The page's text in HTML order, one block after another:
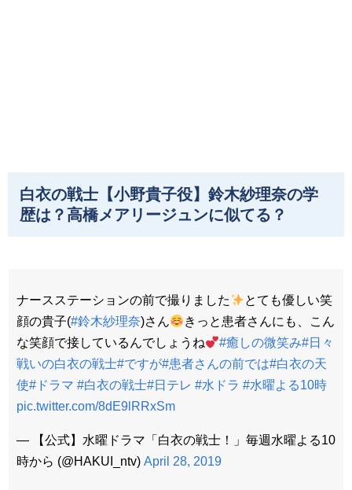
白衣の戦士【小野貴子役】鈴木紗理奈の学
歴は？高橋メアリージュンに似てる？
ナースステーションの前で撮りました
とても優しい笑
顔の貴子(#鈴木紗理奈)さん
きっと患者さんにも、こん
な笑顔で接しているんでしょうね
#癒しの微笑み#日々
戦いの白衣の戦士#ですが#患者さんの前では#白衣の天
使#ドラマ #白衣の戦士#日テレ #水ドラ #水曜よる10時
pic.twitter.com/8dE9lRRxSm
— 【公式】水曜ドラマ「白衣の戦士！」毎週水曜よる10
時から (@HAKUI_ntv) April 28, 2019